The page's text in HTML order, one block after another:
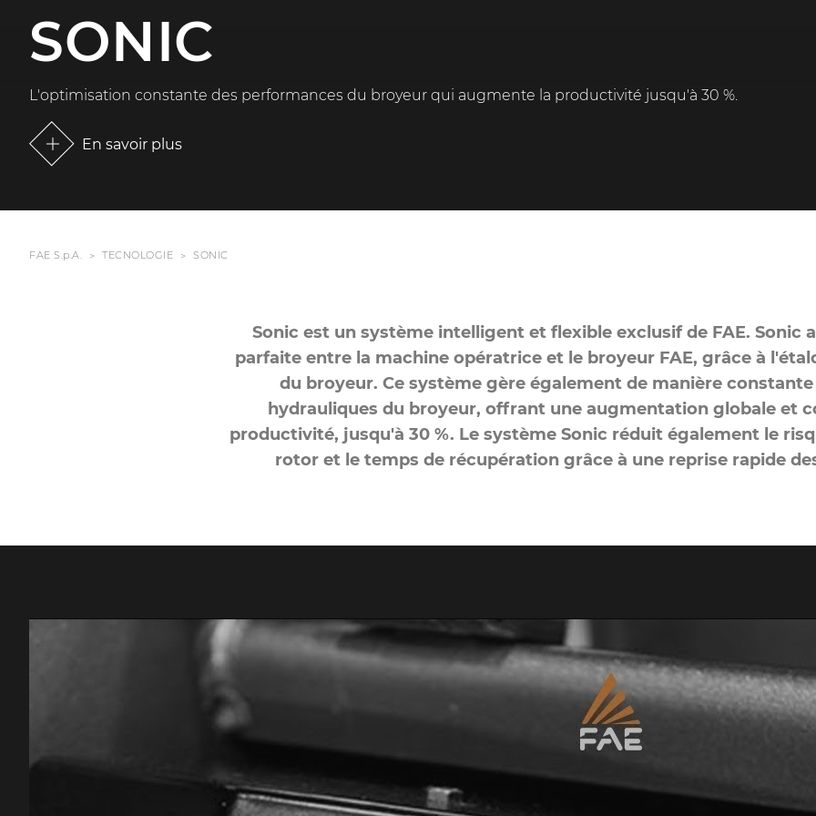
SONIC
L'optimisation constante des performances du broyeur qui augmente la productivité jusqu'à 30 %.
En savoir plus
FAE S.p.A. TECNOLOGIE SONIC
Sonic est un système intelligent et flexible exclusif de FAE. Sonic
parfaite entre la machine opératrice et le broyeur FAE, grâce à
du broyeur. Ce système gère également de manière
hydrauliques du broyeur, offrant une augmentation globale et
productivité, jusqu'à 30 %. Le système Sonic réduit également le
rotor et le temps de récupération grâce à une reprise rapide